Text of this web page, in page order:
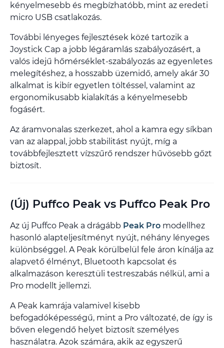
kényelmesebb és megbízhatóbb, mint az eredeti
micro USB csatlakozás.
További lényeges fejlesztések közé tartozik a
Joystick Cap a jobb légáramlás szabályozásért, a
valós idejű hőmérséklet-szabályozás az egyenletes
melegítéshez, a hosszabb üzemidő, amely akár 30
alkalmat is kibír egyetlen töltéssel, valamint az
ergonomikusabb kialakítás a kényelmesebb
fogásért.
Az áramvonalas szerkezet, ahol a kamra egy síkban
van az alappal, jobb stabilitást nyújt, míg a
továbbfejlesztett vízszűrő rendszer hűvösebb gőzt
biztosít.
(Új) Puffco Peak vs Puffco Peak Pro
Az új Puffco Peak a drágább Peak Pro modellhez
hasonló alapteljesítményt nyújt, néhány lényeges
különbséggel. A Peak körülbelül fele áron kínálja az
alapvető élményt, Bluetooth kapcsolat és
alkalmazáson keresztüli testreszabás nélkül, ami a
Pro modellt jellemzi.
A Peak kamrája valamivel kisebb
befogadóképességű, mint a Pro változaté, de így is
bőven elegendő helyet biztosít személyes
használatra. Azok számára, akik az egyszerű